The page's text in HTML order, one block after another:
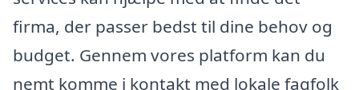
firma, der passer bedst til dine behov og
budget. Gennem vores platform kan du
nemt komme i kontakt med lokale fagfolk